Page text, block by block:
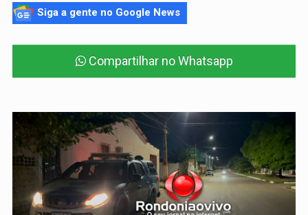
Siga a gente no Google News
Compartilhar no Whatsapp